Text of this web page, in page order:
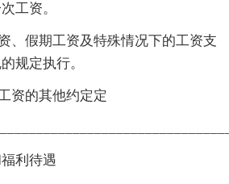
工资。
、假期工资及特殊情况下的工资支
规定执行。
资的其他约定定
利待遇